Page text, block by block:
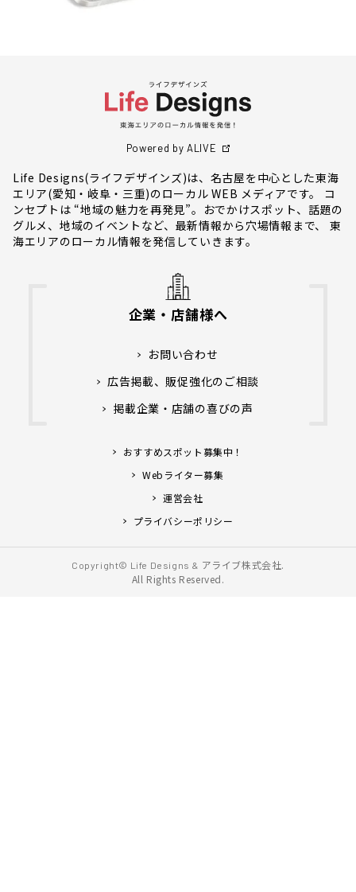
Powered by ALIVE
Life Designs(ライフデザインズ)は、名古屋を中心とした東海
エリア(愛知・岐阜・三重)のローカル WEB メディアです。 コ
ンセプトは “地域の魅力を再発見”。おでかけスポット、話題の
グルメ、地域のイベントなど、最新情報から穴場情報まで、 東
海エリアのローカル情報を発信していきます。
企業・店舗様へ
お問い合わせ
広告掲載、販促強化のご相談
掲載企業・店舗の喜びの声
おすすめスポット募集中！
Webライター募集
運営会社
プライバシーポリシー
Copyright© Life Designs & アライブ株式会社.
All Rights Reserved.